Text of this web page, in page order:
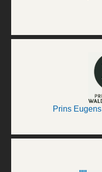
Prins